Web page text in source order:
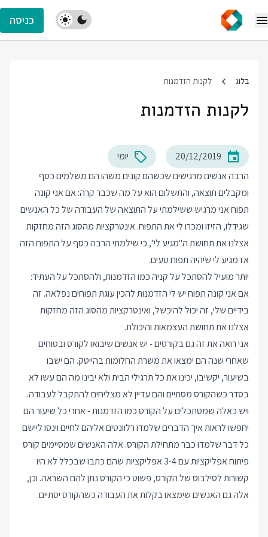
כניסה
בלוג לקנות הזדמנות
לקנות הזדמנות
20/12/2019
יומי
הרבה אנשים מרגישים שכשהם קונים משהו הם משלמים כסף
ומקבלים תוצאה, והתשלום הוא על מה שכבר קרה: אם אני קונה
תפוח אני מרגיש ששילמתי על התוצאה של העבודה של כל האנשים
שגידלו, הזיזו ומכרו לי את התפוח. אינטרקציות מהסוג הזה מחזקות
אצלנו את תחושת ה"מגיע לי", כי שילמתי הרבה כסף על התפוח הזה
אז מגיע לי שיהיה תפוח טעים.
יותר מועיל להסתכל על קניה כמו הזדמנות, ולהסתכל על העתיד:
אם אני קונה תפוח יש לי הזדמנות להכין עוגת תפוחים נפלאה. זה
בידיים שלי, זה יכול להיכשל, ואינטרקציות מהסוג הזה מחזקות
אצלנו את תחושת העצמאות והיכולת.
אני רואה את זה גם בקורסים - יש אנשים שיבואו לקורס ובטוחים
שאחרי שנה הם ימצאו את משרת החלומות בהייטק. הם ישבו
בשיעור, יקשיבו, יכינו את כל תרגילי הבית ולא יבינו מה הם עשו לא
בסדר כשהקורס מסתיים והם עדיין לא מצליחים להתקבל לעבודה.
ויש כאלה שמסתכלים על הקורס כמו הזדמנות - אחרי כל שיעור הם
יחפשו לראות איך הדברים שלמדו רלוונטים אליהם לחיים וינסו ליישם
כל דבר שלמדו כבר מתחילת הקורס. אלה האנשים שמסיימים קורס
פיתוח אפליקציות עם 3-4 אפליקציות שהם כתבו שבכלל לא היו
קשורות לסילבוס של הקורס, פשוט כי הקורס נתן להם השראה. וכן,
אלה גם האנשים שימצאו בקלות את העבודה כשהקורס יסתיים.